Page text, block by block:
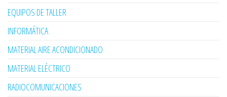
EQUIPOS DE TALLER
INFORMÁTICA
MATERIAL AIRE ACONDICIONADO
MATERIAL ELÉCTRICO
RADIOCOMUNICACIONES